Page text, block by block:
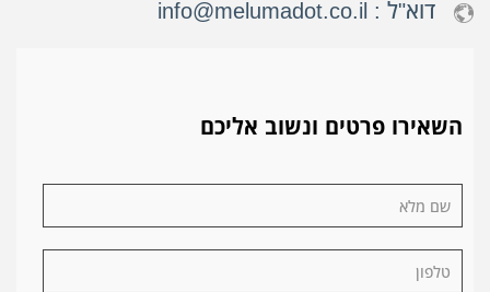
דוא"ל : info@melumadot.co.il
השאירו פרטים ונשוב אליכם